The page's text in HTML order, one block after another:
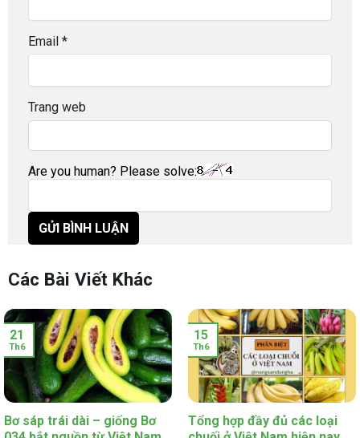
Email *
Trang web
Are you human? Please solve:
Các Bài Viết Khác
Bơ sáp trái dài – giống Bơ
21
Th6
Tổng hợp đầy đủ các loại
15
Th6